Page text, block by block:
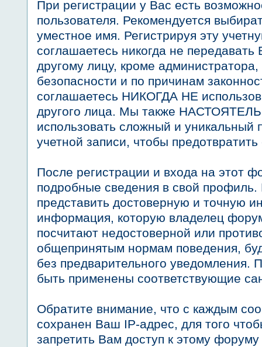
При регистрации у Вас есть
пользователя. Рекомендуется
уместное имя. Регистрируя эту
соглашаетесь никогда не
другому лицу, кроме
безопасности и по причинам
соглашаетесь НИКОГДА НЕ
другого лица. Мы также
использовать сложный и уникальный
учетной записи, чтобы предотвратить
После регистрации и входа на этот
подробные сведения в свой профиль.
представить достоверную и точную
информация, которую владелец
посчитают недостоверной или
общепринятым нормам поведения,
без предварительного уведомления.
быть применены соответствующие
Обратите внимание, что с каждым
сохранен Ваш IP-адрес, для того
запретить Вам доступ к этому